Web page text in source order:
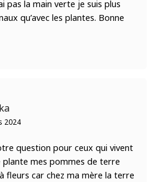
pas la main verte je suis plus
qu’avec les plantes. Bonne
2024
question pour ceux qui vivent
mes pommes de terre
fleurs car chez ma mère la terre